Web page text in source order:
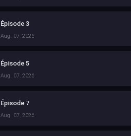
Épisode 3
Aug. 07, 2026
Épisode 5
Aug. 07, 2026
Épisode 7
Aug. 07, 2026